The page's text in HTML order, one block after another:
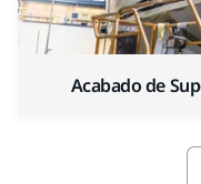
Acabado de